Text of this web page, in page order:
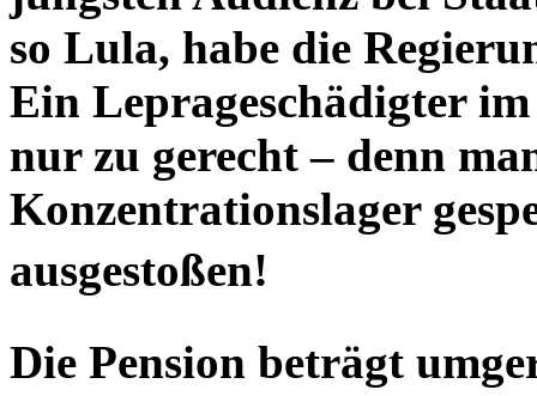
so Lula, habe die
Ein Leprageschädigter
nur zu gerecht – denn
Konzentrationslager
ausgestoßen!
Die Pension beträgt